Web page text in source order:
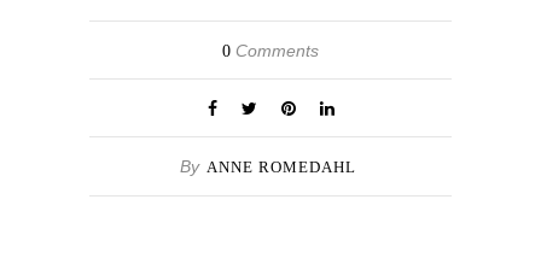
0 Comments
By ANNE ROMEDAHL